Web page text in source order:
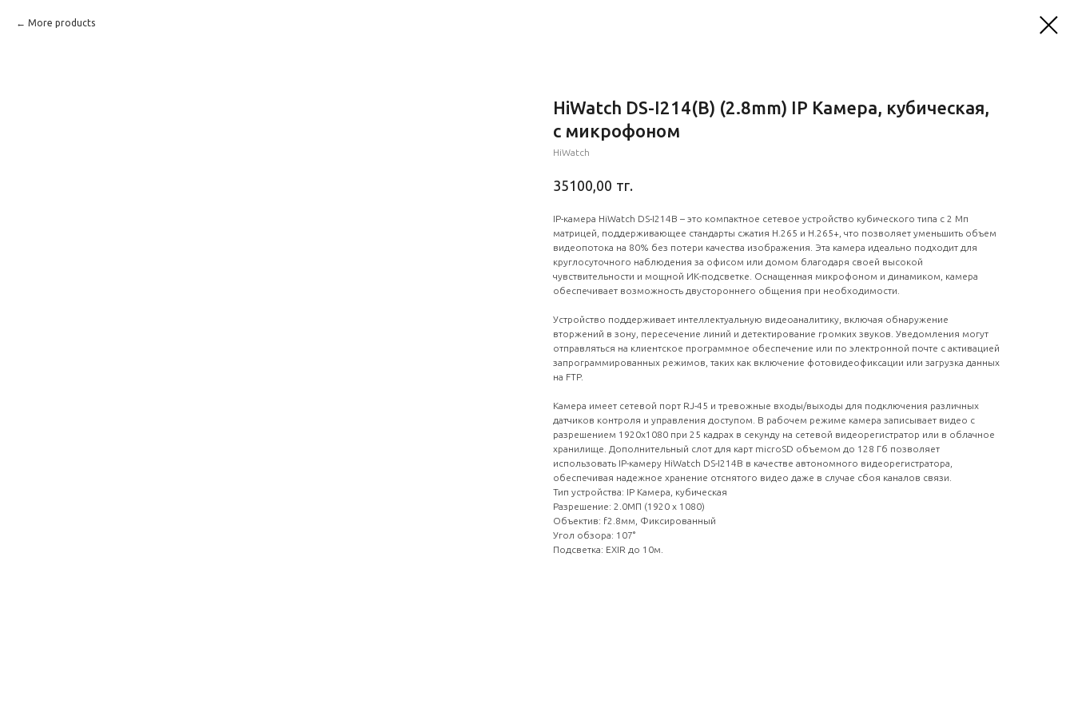
More products
HiWatch DS-I214(B) (2.8mm) IP Камера, кубическая,
с микрофоном
HiWatch
35100,00 тг.
IP-камера HiWatch DS-I214B – это компактное сетевое устройство кубического типа с 2 Мп
матрицей, поддерживающее стандарты сжатия H.265 и H.265+, что позволяет уменьшить объем
видеопотока на 80% без потери качества изображения. Эта камера идеально подходит для
круглосуточного наблюдения за офисом или домом благодаря своей высокой
чувствительности и мощной ИК-подсветке. Оснащенная микрофоном и динамиком, камера
обеспечивает возможность двустороннего общения при необходимости.
Устройство поддерживает интеллектуальную видеоаналитику, включая обнаружение
вторжений в зону, пересечение линий и детектирование громких звуков. Уведомления могут
отправляться на клиентское программное обеспечение или по электронной почте с активацией
запрограммированных режимов, таких как включение фотовидеофиксации или загрузка данных
на FTP.
Камера имеет сетевой порт RJ-45 и тревожные входы/выходы для подключения различных
датчиков контроля и управления доступом. В рабочем режиме камера записывает видео с
разрешением 1920x1080 при 25 кадрах в секунду на сетевой видеорегистратор или в облачное
хранилище. Дополнительный слот для карт microSD объемом до 128 Гб позволяет
использовать IP-камеру HiWatch DS-I214B в качестве автономного видеорегистратора,
обеспечивая надежное хранение отснятого видео даже в случае сбоя каналов связи.
Тип устройства: IP Камера, кубическая
Разрешение: 2.0МП (1920 x 1080)
Объектив: f2.8мм, Фиксированный
Угол обзора: 107°
Подсветка: EXIR до 10м.